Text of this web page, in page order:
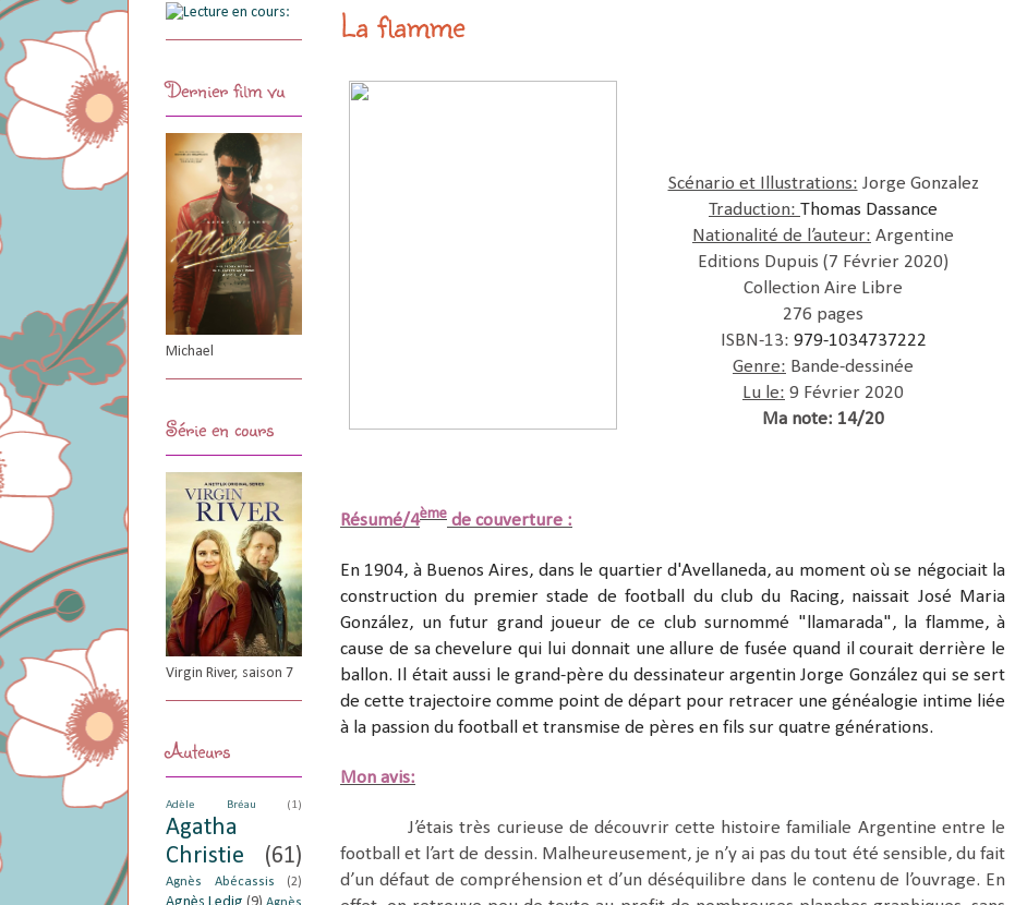
La flamme
Scénario et Illustrations: Jorge Gonzalez
Traduction: Thomas Dassance
Nationalité de l’auteur: Argentine
Editions Dupuis (7 Février 2020)
Collection Aire Libre
276 pages
ISBN-13: 979-1034737222
Genre: Bande-dessinée
Lu le: 9 Février 2020
Ma note: 14/20
Résumé/4ème de couverture :
En 1904, à Buenos Aires, dans le quartier d'Avellaneda, au moment où se négociait la
construction du premier stade de football du club du Racing, naissait José Maria
González, un futur grand joueur de ce club surnommé "llamarada", la flamme, à
cause de sa chevelure qui lui donnait une allure de fusée quand il courait derrière le
ballon. Il était aussi le grand-père du dessinateur argentin Jorge González qui se sert
de cette trajectoire comme point de départ pour retracer une généalogie intime liée
à la passion du football et transmise de pères en fils sur quatre générations.
Mon avis:
J’étais très curieuse de découvrir cette histoire familiale Argentine entre le
football et l’art de dessin. Malheureusement, je n’y ai pas du tout été sensible, du fait
d’un défaut de compréhension et d’un déséquilibre dans le contenu de l’ouvrage. En
Dernier film vu
Michael
Série en cours
Virgin River, saison 7
Auteurs
Adèle Bréau (1)
Agatha
Christie
(61)
Agnès Abécassis (2)
Agnès